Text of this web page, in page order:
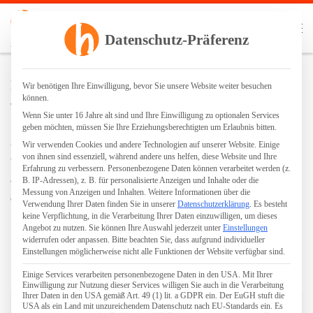
Parkettgrundreinigung | staubfreies Schleifen | Ölen | Lackieren
Search
Leiterboden
von
Als Leiterboden bezeichnet man eine spezielle Verlegeart
von Stab- oderMosaikparkett, bei der die Parkettstäbe
ähnlich einer Leiter verlegt sind. BeimStabparkett
der Leiterboden zu den Standardverlegemustern.
AUTOR
Datenschutz-Präferenz
Wir benötigen Ihre Einwilligung, bevor Sie unsere Website weiter besuchen
können.
Wenn Sie unter 16 Jahre alt sind und Ihre Einwilligung zu optionalen Services
geben möchten, müssen Sie Ihre Erziehungsberechtigten um Erlaubnis bitten.
Wir verwenden Cookies und andere Technologien auf unserer Website. Einige
von ihnen sind essenziell, während andere uns helfen, diese Website und Ihre
Erfahrung zu verbessern. Personenbezogene Daten können verarbeitet werden (z.
B. IP-Adressen), z. B. für personalisierte Anzeigen und Inhalte oder die
Messung von Anzeigen und Inhalten. Weitere Informationen über die
Verwendung Ihrer Daten finden Sie in unserer Datenschutzerklärung. Es besteht
keine Verpflichtung, in die Verarbeitung Ihrer Daten einzuwilligen, um dieses
Angebot zu nutzen. Sie können Ihre Auswahl jederzeit unter Einstellungen
widerrufen oder anpassen. Bitte beachten Sie, dass aufgrund individueller
Einstellungen möglicherweise nicht alle Funktionen der Website verfügbar sind.
Einige Services verarbeiten personenbezogene Daten in den USA. Mit Ihrer
Einwilligung zur Nutzung dieser Services willigen Sie auch in die Verarbeitung
Ihrer Daten in den USA gemäß Art. 49 (1) lit. a GDPR ein. Der EuGH stuft die
USA als ein Land mit unzureichendem Datenschutz nach EU-Standards ein. Es